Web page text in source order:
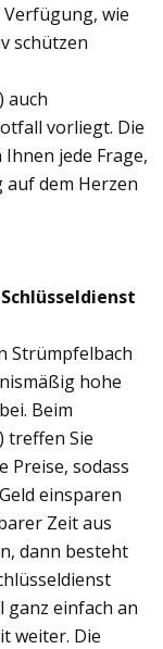
wie
schützen
auch
vorliegt. Die
jede Frage,
dem Herzen
Strümpfelbach
hohe
Beim
treffen Sie
Preise, sodass
einsparen
Zeit aus
dann besteht
ganz einfach an
weiter. Die